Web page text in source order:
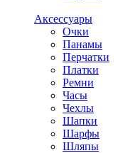
Аксессуары
Очки
Панамы
Перчатки
Платки
Ремни
Часы
Чехлы
Шапки
Шарфы
Шляпы